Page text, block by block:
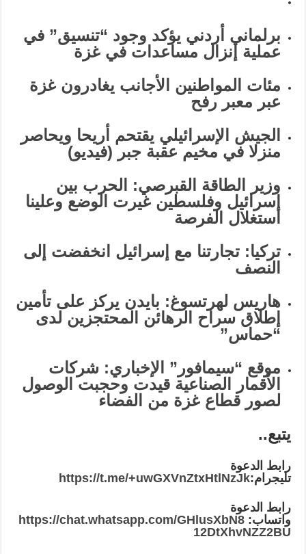
برلماني أردني يؤكد وجود “تنسيق” في
عملية إنزال مساعدات في غزة
مئات المواطنين الأجانب يغادرون غزة
عبر معبر رفح
الجيش الإسرائيلي يقتحم أريحا ويحاصر
منزلا في مخيم عقبة جبر (فيديو)
وزير الطاقة القبرصي: الحرب بين
إسرائيل وفلسطين غيرت الوضع وعلينا
استغلال الفرصة
تركيا: تجارتنا مع إسرائيل انخفضت إلى
النصف
هاريس لهرتسوغ: بايدن يركز على تأمين
إطلاق سراح الرهائن المحتجزين لدى
“حماس”
موقع “سيمافور” الإخباري: شركات
الأقمار الصناعية قيدت وحجبت الوصول
لصور قطاع غزة من الفضاء
يتبع..
رابط الدعوة
تليجرام:https://t.me/+uwGXVnZtxHtlNzJk
رابط الدعوة
واتساب:https://chat.whatsapp.com/GHlusXbN8
12DtXhvNZZ2BU